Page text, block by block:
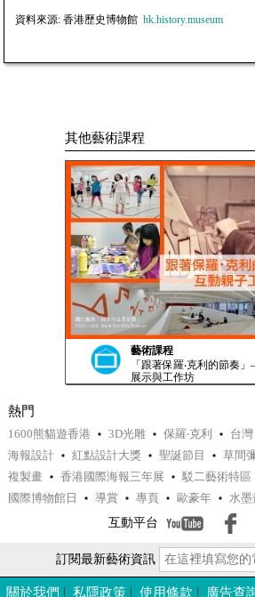
資料來源: 香港歷史博物館 hk.history.museum
其他藝術課程
藝術課程
「跟著保羅‧克利的節奏
展示與工作坊
課程一覽
國際博物館日 - 工作坊
熱門
1600熊貓遊香港 3D光雕 保羅‧克利 台灣
海報設計
紅點設計大獎 聖誕節目 草間
複製畫
香港國際海報三年展 駁二藝術特區
國際博物館日
導賞 專頁 歐豪年 水墨
互動平台
訂閱最新藝術資訊
關於我們 私隱政策 使用條款 廣告查